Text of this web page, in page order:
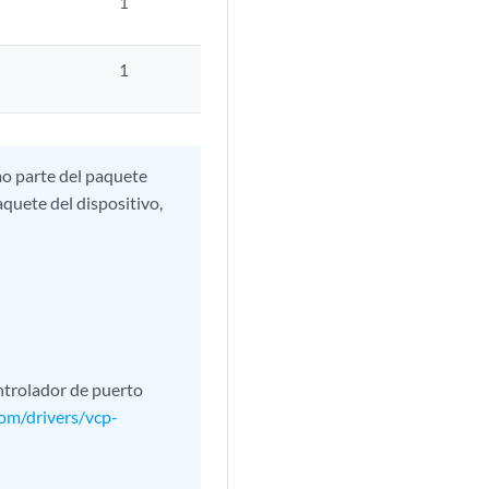
1
parte del paquete
del dispositivo,
de puerto
drivers/vcp-